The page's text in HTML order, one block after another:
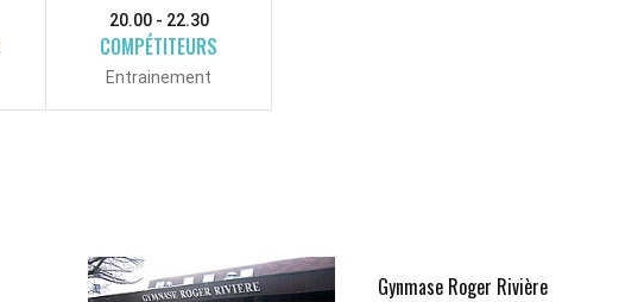
20.00 - 22.30
COMPÉTITEURS
Entrainement
Gynmase Roger Rivière